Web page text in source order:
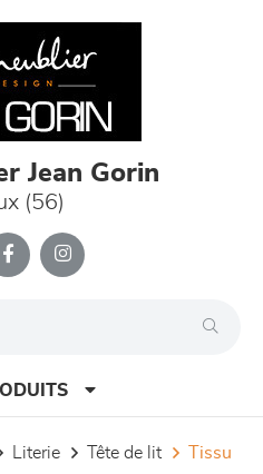
Jean Gorin
(56)
literie tête de lit tissu